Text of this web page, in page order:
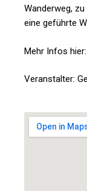
Wanderweg, zu
eine geführte
Mehr Infos
Veranstalter: